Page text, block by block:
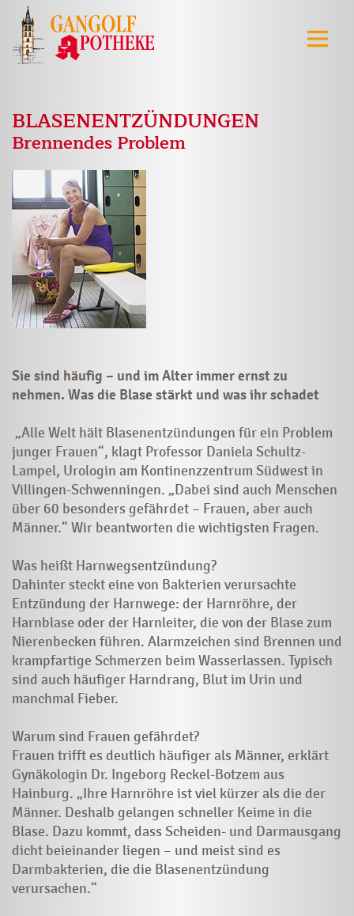
BLASENENTZÜNDUNGEN
Brennendes Problem
Sie sind häufig – und im Alter immer ernst zu
nehmen. Was die Blase stärkt und was ihr schadet
„Alle Welt hält Blasenentzündungen für ein Problem
junger Frauen“, klagt Professor Daniela Schultz-
Lampel, Urologin am Kontinenzzentrum Südwest in
Villingen-Schwenningen. „Dabei sind auch Menschen
über 60 besonders gefährdet – Frauen, aber auch
Männer.“ Wir beantworten die wichtigsten Fragen.
Was heißt Harnwegsentzündung?
Dahinter steckt eine von Bakterien verursachte
Entzündung der Harnwege: der Harnröhre, der
Harnblase oder der Harnleiter, die von der Blase zum
Nierenbecken führen. Alarmzeichen sind Brennen und
krampfartige Schmerzen beim Wasserlassen. Typisch
sind auch häufiger Harndrang, Blut im Urin und
manchmal Fieber.
Warum sind Frauen gefährdet?
Frauen trifft es deutlich häufiger als Männer, erklärt
Gynäkologin Dr. Ingeborg Reckel-Botzem aus
Hainburg. „Ihre Harnröhre ist viel kürzer als die der
Männer. Deshalb gelangen schneller Keime in die
Blase. Dazu kommt, dass Scheiden- und Darmausgang
dicht beieinander liegen – und meist sind es
Darmbakterien, die die Blasenentzündung
verursachen.“